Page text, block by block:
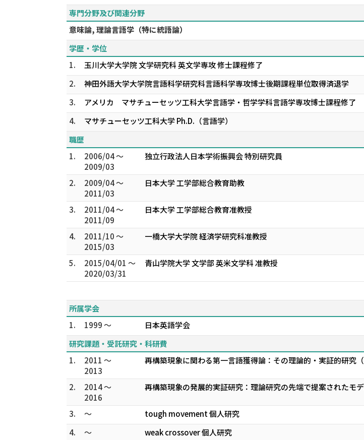
専門分野及び関連分野
意味論, 理論言語学（特に統語論）
学歴・学位
1.
玉川大学大学院 文学研究科 英文学専攻 修士課程修了
2.
神田外語大学大学院言語科学研究科言語科学専攻博士後期課程単位取得済退学
3.
アメリカ マサチューセッツ工科大学言語学・哲学学科言語学専攻博士課程修了
4.
マサチューセッツ工科大学 Ph.D.（言語学）
職歴
1.
2006/04 ～
2009/03
独立行政法人日本学術振興会 特別研究員
2.
2009/04 ～
2011/03
日本大学 工学部総合教育助教
3.
2011/04 ～
2011/09
日本大学 工学部総合教育准教授
4.
2011/10 ～
2015/03
一橋大学大学院 経済学研究科准教授
5.
2015/04/01 ～
2020/03/31
青山学院大学 文学部 英米文学科 准教授
所属学会
1.
1999 ～
日本英語学会
研究課題・受託研究・科研費
1.
2011 ～
2013
再構築現象に関わる第一言語獲得論：その理論的・実証的研究
2.
2014 ～
2016
再構築現象の発展的実証研究：理論研究の先端で提案されたモ
3. ～
tough movement 個人研究
4.
～
weak crossover 個人研究